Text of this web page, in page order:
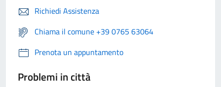
Richiedi Assistenza
Chiama il comune +39 0765 63064
Prenota un appuntamento
Problemi in città